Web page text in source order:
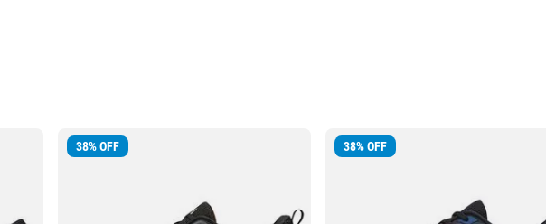
38%OFF 38%OFF